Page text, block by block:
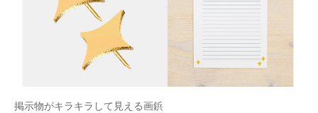
掲示物がキラキラして見える画鋲